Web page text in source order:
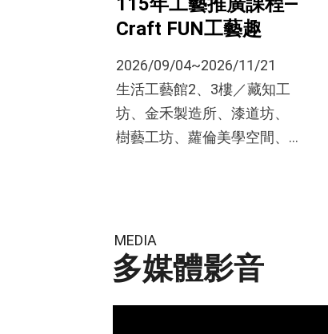
Craft FUN工藝趣
2026/09/04~2026/11/21
生活工藝館2、3樓／藏知工
坊、金禾製造所、漆道坊、
樹藝工坊、蘿倫美學空間、
MEDIA
多媒體影音